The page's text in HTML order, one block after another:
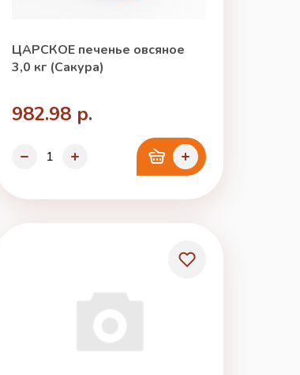
ЦАРСКОЕ печенье овсяное
3,0 кг (Сакура)
982.98 р.